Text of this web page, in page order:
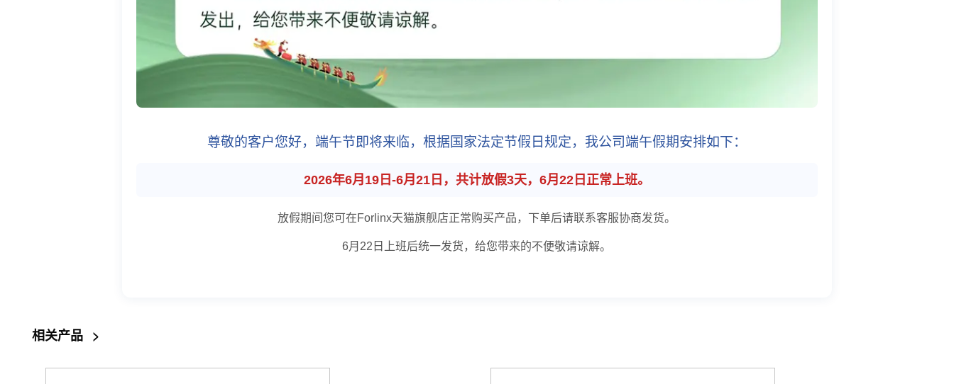
尊敬的客户您好，端午节即将来临，根据国家法定节假日规定，我公司端午假期安排如下：
2026年6月19日-6月21日，共计放假3天，6月22日正常上班。
放假期间您可在Forlinx天猫旗舰店正常购买产品，下单后请联系客服协商发货。
6月22日上班后统一发货，给您带来的不便敬请谅解。
相关产品 >